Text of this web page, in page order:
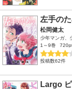
左手の
松岡健太
少年マンガ、
1～9巻
投稿数62件
Largo